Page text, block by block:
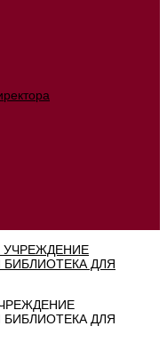
ДЛЯ